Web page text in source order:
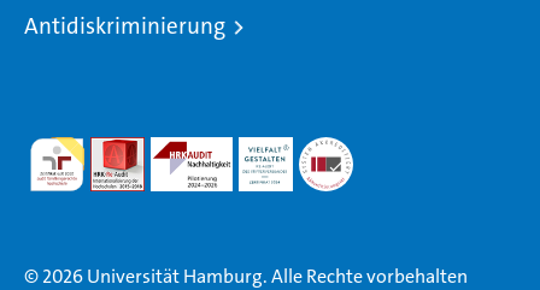
Antidiskriminierung
© 2026 Universität Hamburg. Alle Rechte vorbehalten